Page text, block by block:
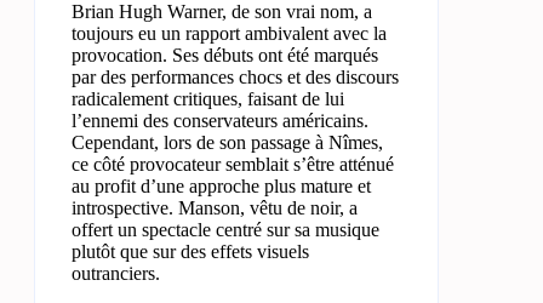
Brian Hugh Warner, de son vrai nom, a
toujours eu un rapport ambivalent avec la
provocation. Ses débuts ont été marqués
par des performances chocs et des discours
radicalement critiques, faisant de lui
l’ennemi des conservateurs américains.
Cependant, lors de son passage à Nîmes,
ce côté provocateur semblait s’être atténué
au profit d’une approche plus mature et
introspective. Manson, vêtu de noir, a
offert un spectacle centré sur sa musique
plutôt que sur des effets visuels
outranciers.